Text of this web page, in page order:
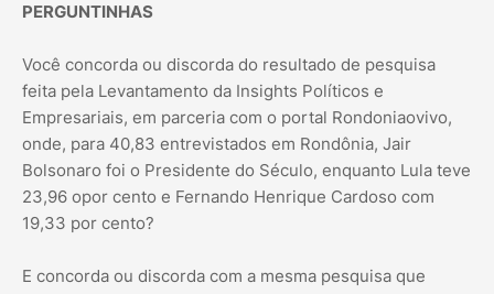
PERGUNTINHAS
Você concorda ou discorda do resultado de pesquisa
feita pela Levantamento da Insights Políticos e
Empresariais, em parceria com o portal Rondoniaovivo,
onde, para 40,83 entrevistados em Rondônia, Jair
Bolsonaro foi o Presidente do Século, enquanto Lula teve
23,96 opor cento e Fernando Henrique Cardoso com
19,33 por cento?
E concorda ou discorda com a mesma pesquisa que